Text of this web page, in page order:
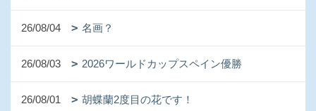
26/08/04 名画？
26/08/03 2026ワールドカップスペイン優勝
26/08/01 胡蝶蘭2度目の花です！